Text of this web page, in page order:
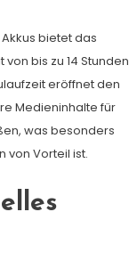
bietet das
bis zu 14 Stunden
eröffnet den
Medieninhalte für
was besonders
von Vorteil ist.